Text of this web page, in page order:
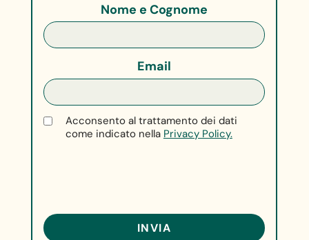
Nome e Cognome
Email
Acconsento al trattamento dei dati
come indicato nella Privacy Policy.